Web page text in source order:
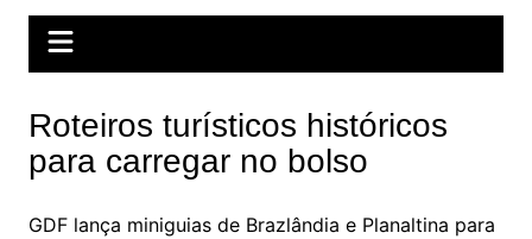
Roteiros turísticos históricos
para carregar no bolso
GDF lança miniguias de Brazlândia e Planaltina para